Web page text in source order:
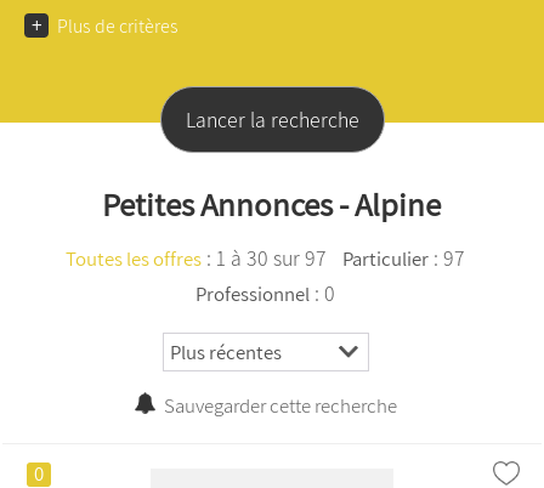
+ Plus de critères
Petites Annonces - Alpine
Toutes les offres : 1 à 30 sur 97 Particulier : 97
Professionnel : 0
Sauvegarder cette recherche
0